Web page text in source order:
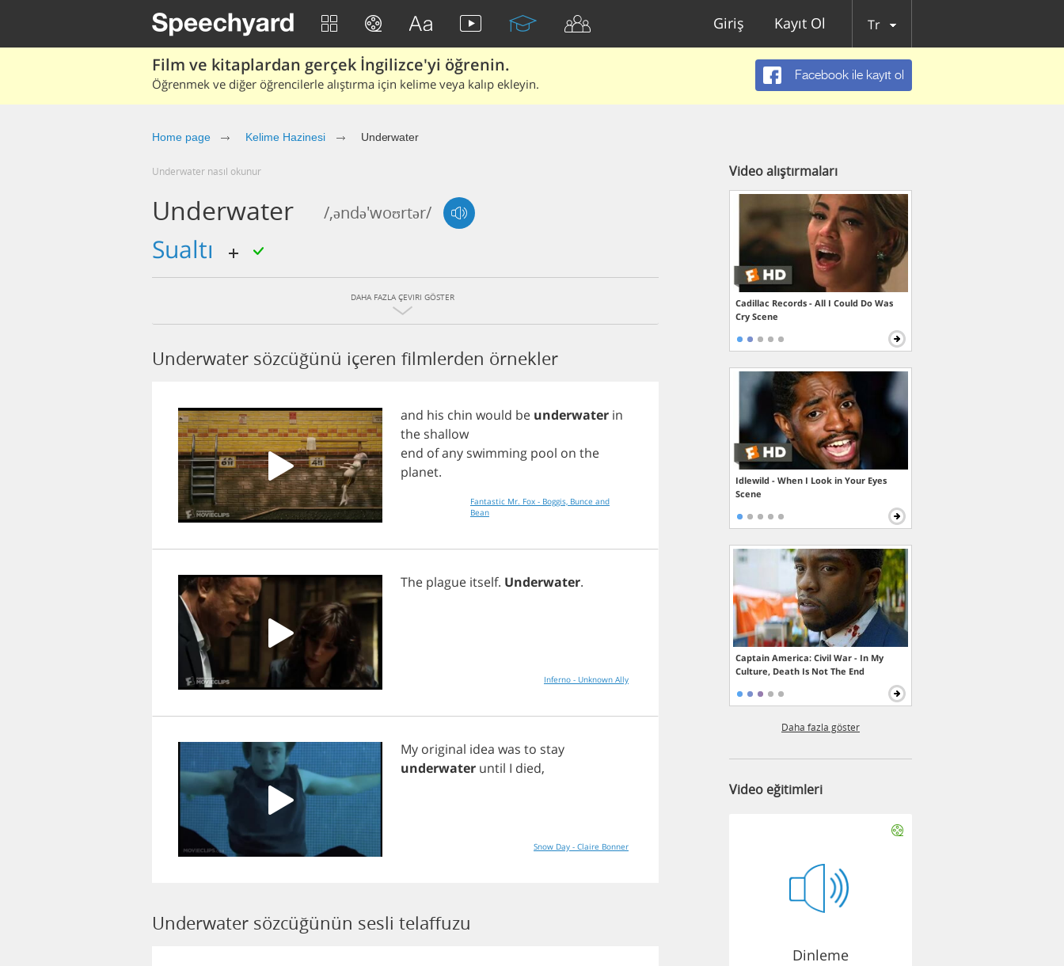
Giriş Kayıt Ol Tr
Film ve kitaplardan gerçek İngilizce'yi öğrenin.
Öğrenmek ve diğer öğrencilerle alıştırma için kelime veya kalıp ekleyin.
Facebook ile kayıt ol
Home page Kelime Hazinesi Underwater
underwater nasıl okunur
Underwater /,əndə'woʊrtər/
sualtı
DAHA FAZLA ÇEVIRI GÖSTER
Underwater sözcüğünü içeren filmlerden örnekler
and his chin would be underwater in
the shallow
end ofany swimming pool on the
planet.
Fantastic Mr. Fox - Boggis, Bunce and
Bean
The plague itself. Underwater.
Inferno - Unknown Ally
My original idea was to stay
underwater until I died,
Snow Day - Claire Bonner
Underwater sözcüğünün sesli telaffuzu
Video alıştırmaları
Cadillac Records - All I Could Do Was
Cry Scene
Idlewild - When I Look in Your Eyes
Scene
Captain America: Civil War - In My
Culture, Death Is Not The End
Daha fazla göster
Video eğitimleri
Dinleme